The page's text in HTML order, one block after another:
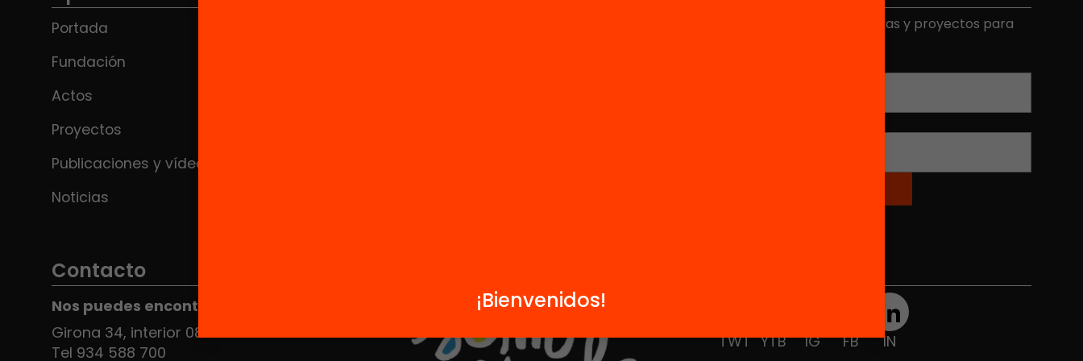
Recibe contenidos, iniciativas y proyectos para
Portada
Fundación
Actos
Proyectos
Publicaciones y vídeos
Noticias
Contacto
Nos puedes encontrar en el HUB Social
Girona 34, interior 08010 Barcelona
Tel 934 588 700
TWT YTB IG FB IN
¡Bienvenidos!